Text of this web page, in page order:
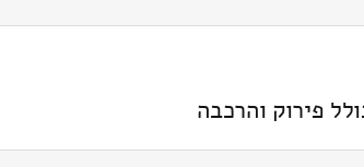
פירוק והרכבה